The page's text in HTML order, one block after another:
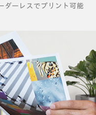
ダーレスでプリント可能